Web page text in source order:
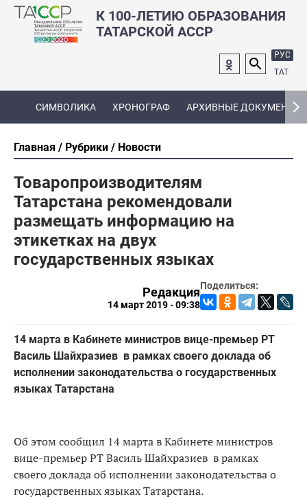
К 100-ЛЕТИЮ ОБРАЗОВАНИЯ
ТАТАРСКОЙ АССР
РУС
ТАТ
СИМВОЛИКА ХРОНОГРАФ АРХИВНЫЕ ДОКУМЕНТЫ
Главная Рубрики Новости
Товаропроизводителям
Татарстана рекомендовали
размещать информацию на
этикетках на двух
государственных языках
Поделиться:
Редакция
14 март 2019 - 09:38
14 марта в Кабинете министров вице-премьер РТ
Василь Шайхразиев в рамках своего доклада об
исполнении законодательства о государственных
языках Татарстана
Об этом сообщил 14 марта в Кабинете министров
вице-премьер РТ Василь Шайхразиев в рамках
своего доклада об исполнении законодательства о
государственных языках Татарстана.